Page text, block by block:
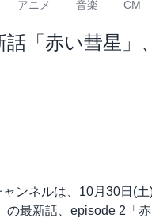
アニメ 音楽 CM
話「赤い彗星
ンネルは、10月30日(
の最新話、episode 2「